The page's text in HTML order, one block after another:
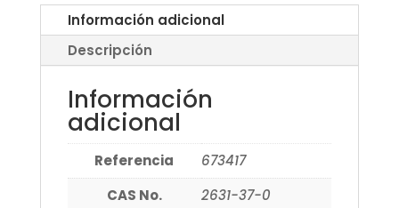
Información adicional
Descripción
Información
adicional
Referencia
673417
CAS No.
2631-37-0